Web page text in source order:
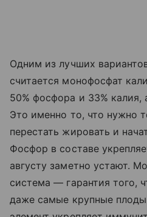
Одним из лучших
считается монофосфат
50% фосфора и 33% калия,
Это именно то, что нужно
перестать жировать и
Фосфор в составе
августу заметно устают.
система — гарантия того,
даже самые крупные